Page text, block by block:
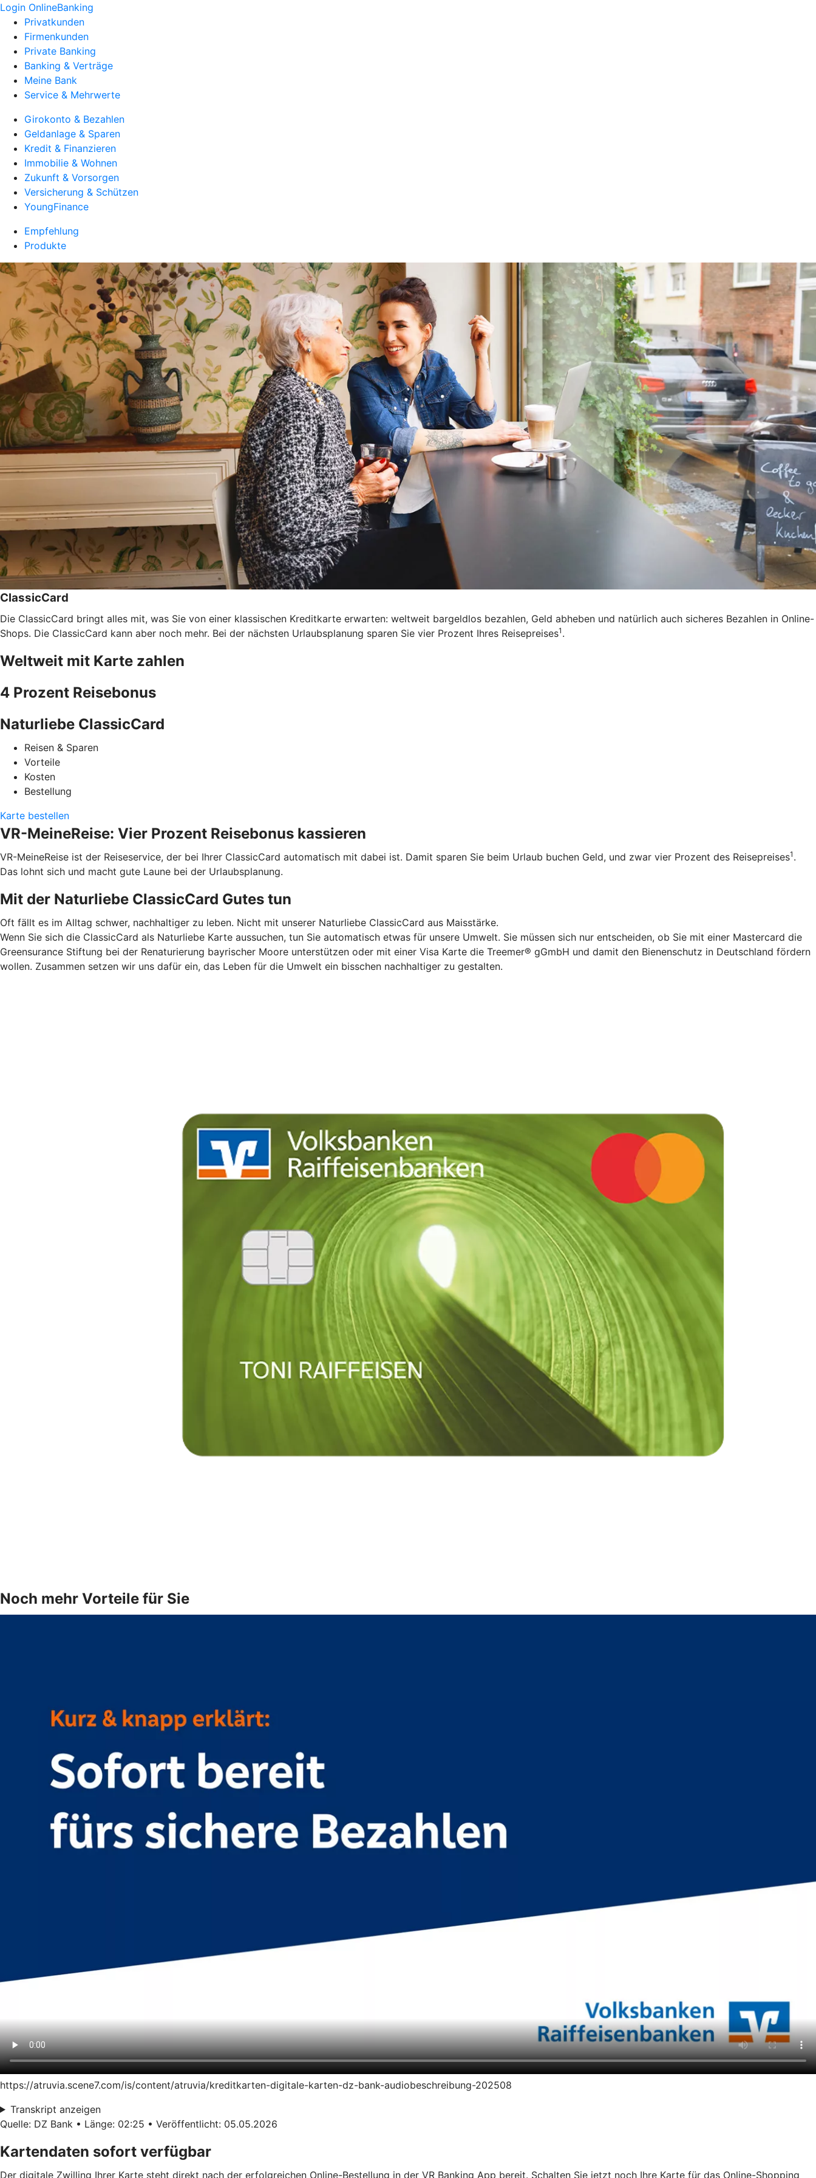
Login OnlineBanking
Privatkunden
Firmenkunden
Private Banking
Banking & Verträge
Meine Bank
Service & Mehrwerte
Girokonto & Bezahlen
Geldanlage & Sparen
Kredit & Finanzieren
Immobilie & Wohnen
Zukunft & Vorsorgen
Versicherung & Schützen
YoungFinance
Empfehlung
Produkte
ClassicCard
Die ClassicCard bringt alles mit, was Sie von einer klassischen Kreditkarte erwarten: weltweit bargeldlos bezahlen, Geld abheben und natürlich auch sicheres Bezahlen in Online-
Shops. Die ClassicCard kann aber noch mehr. Bei der nächsten Urlaubsplanung sparen Sie vier Prozent Ihres Reisepreises1 .
Weltweit mit Karte zahlen
4 Prozent Reisebonus
Naturliebe ClassicCard
Reisen & Sparen
Vorteile
Kosten
Bestellung
Karte bestellen
VR-MeineReise: Vier Prozent Reisebonus kassieren
VR-MeineReise ist der Reiseservice, der bei Ihrer ClassicCard automatisch mit dabei ist. Damit sparen Sie beim Urlaub buchen Geld, und zwar vier Prozent des Reisepreises1 .
Das lohnt sich und macht gute Laune bei der Urlaubsplanung.
Mit der Naturliebe ClassicCard Gutes tun
Oft fällt es im Alltag schwer, nachhaltiger zu leben. Nicht mit unserer Naturliebe ClassicCard aus Maisstärke.
Wenn Sie sich die ClassicCard als Naturliebe Karte aussuchen, tun Sie automatisch etwas für unsere Umwelt. Sie müssen sich nur entscheiden, ob Sie mit einer Mastercard die
Greensurance Stiftung bei der Renaturierung bayrischer Moore unterstützen oder mit einer Visa Karte die Treemer® gGmbH und damit den Bienenschutz in Deutschland fördern
wollen. Zusammen setzen wir uns dafür ein, das Leben für die Umwelt ein bisschen nachhaltiger zu gestalten.
Noch mehr Vorteile für Sie
https://atruvia.scene7.com/is/content/atruvia/kreditkarten-digitale-karten-dz-bank-audiobeschreibung-202508
Transkript anzeigen
Quelle: DZ Bank • Länge: 02:25 • Veröffentlicht: 05.05.2026
Kartendaten sofort verfügbar
Der digitale Zwilling Ihrer Karte steht direkt nach der erfolgreichen Online-Bestellung in der VR Banking App bereit. Schalten Sie jetzt noch Ihre Karte für das Online-Shopping